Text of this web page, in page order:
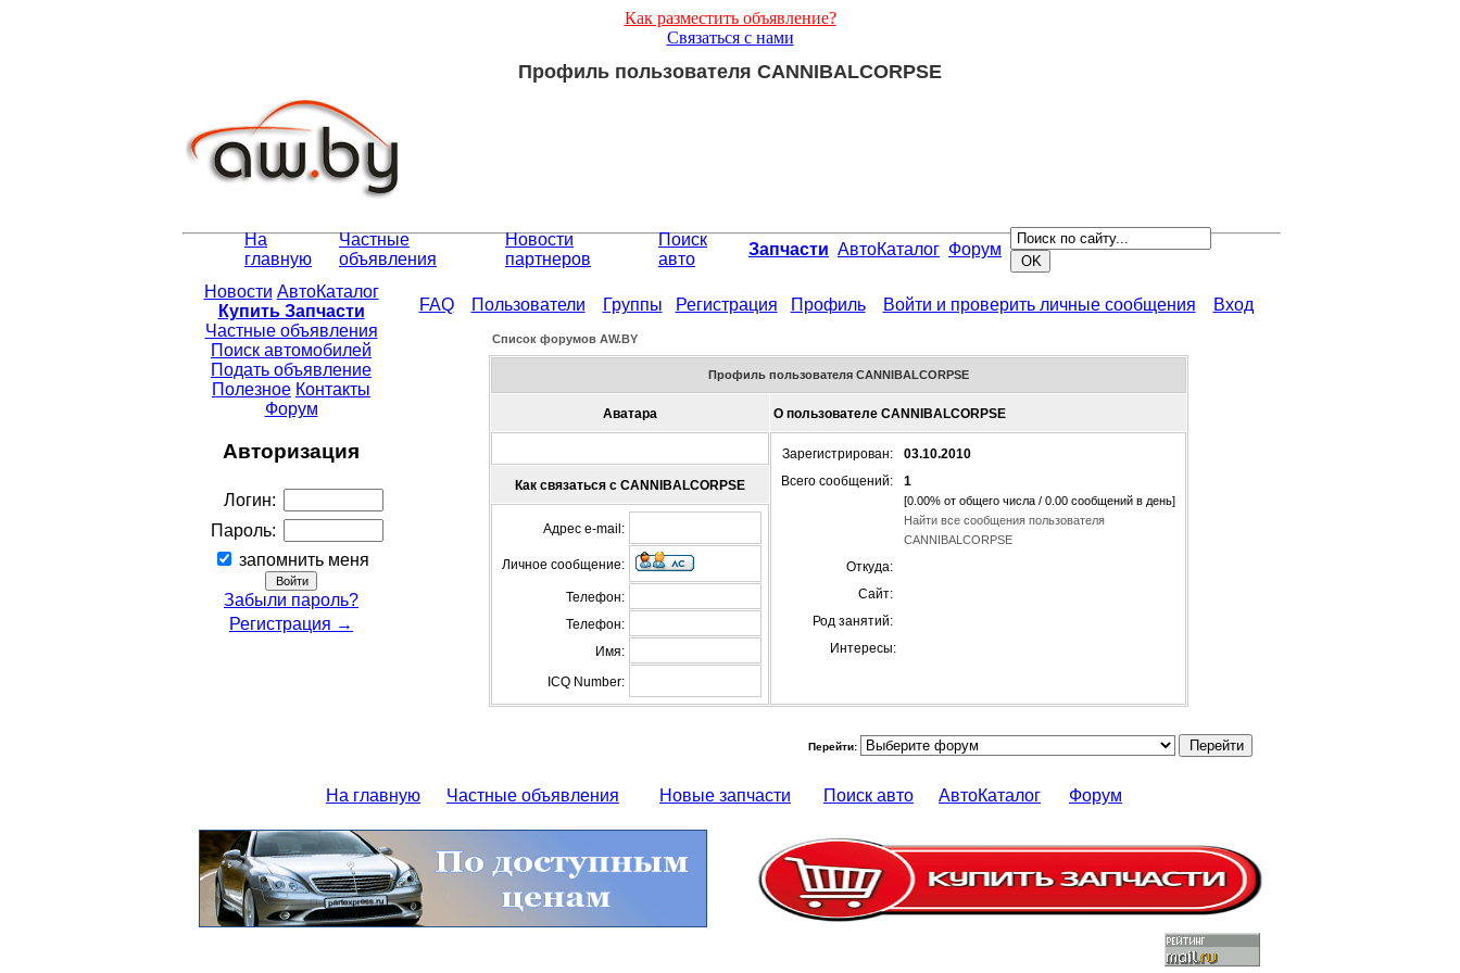
Как разместить объявление?
Связаться с нами
Профиль пользователя CANNIBALCORPSE
На
главную
Частные
объявления
Новости
партнеров
Поиск
авто
Запчасти АвтоКаталог Форум
Новости АвтоКаталог
Купить Запчасти
Частные объявления
Поиск автомобилей
Подать объявление
Полезное Контакты
Форум
Авторизация
Логин:
Пароль:
запомнить меня
Забыли пароль?
Регистрация →
FAQ Пользователи Группы Регистрация Профиль Войти и проверить личные сообщения Вход
Список форумов АW.BY
Профиль пользователя CANNIBALCORPSE
Аватара О пользователе CANNIBALCORPSE
Зарегистрирован:
03.10.2010
Всего сообщений:
1
[0.00% от общего числа / 0.00 сообщений в день]
Найти все сообщения пользователя
CANNIBALCORPSE
Откуда:
Сайт:
Род занятий:
Интересы:
Как связаться с CANNIBALCORPSE
Адрес e-mail:
Личное сообщение:
Телефон:
Телефон:
Имя:
ICQ Number:
Перейти:
На главную Частные объявления Новые запчасти Поиск авто АвтоКаталог Форум